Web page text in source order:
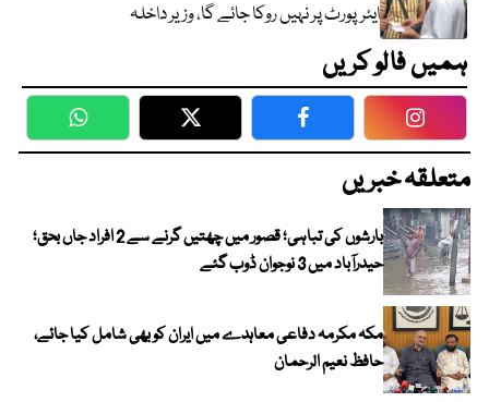
ایئرپورٹ پر نہیں روکا جائے گا، وزیر داخلہ
ہمیں فالو کریں
WhatsApp Twitter Facebook
متعلقہ خبریں
بارشوں کی تباہی؛ قصور میں چھتیں گرنے سے 2 افراد جاں بحق؛
حیدرآباد میں 3 نوجوان ڈوب گئے
مکہ مکرمہ دفاعی معاہدے میں ایران کو بھی شامل کیا جائے،
حافظ نعیم الرحمان